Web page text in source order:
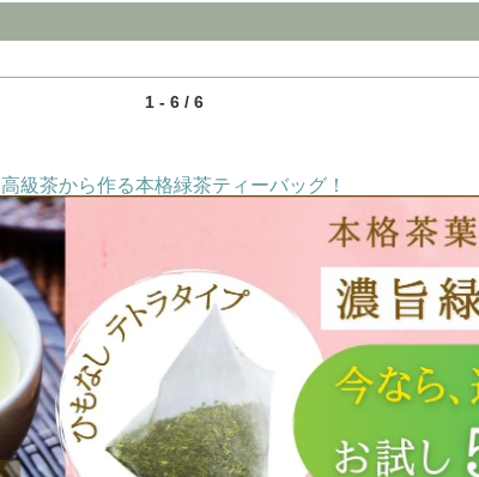
1 - 6 / 6
高級茶から作る本格緑茶ティーバッグ！